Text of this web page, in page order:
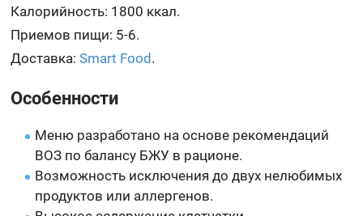
Калорийность: 1800 ккал.
Приемов пищи: 5-6.
Доставка:Smart Food .
Особенности
Меню разработано на основе рекомендаций
ВОЗ по балансу БЖУ в рационе.
Возможность исключения до двух нелюбимых
продуктов или аллергенов.